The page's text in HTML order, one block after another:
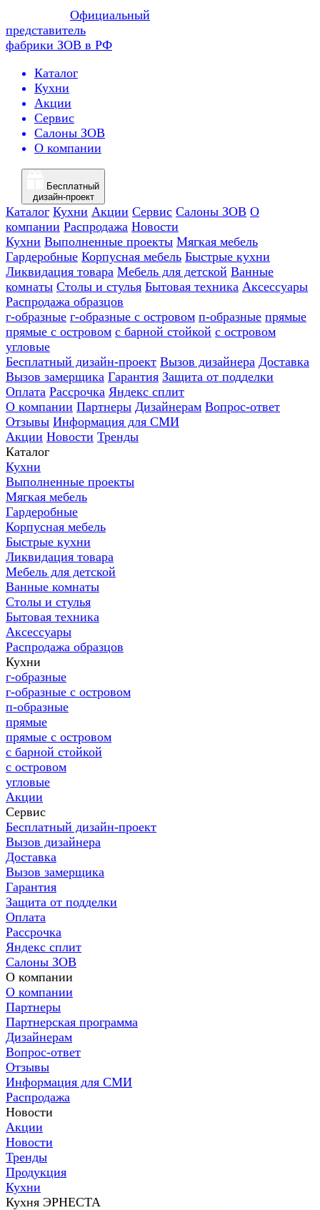
Официальный
представитель
фабрики ЗОВ в РФ
Каталог
Кухни
Акции
Сервис
Салоны ЗОВ
О компании
Бесплатный
дизайн-проект
Каталог Кухни Акции Сервис Салоны ЗОВ О
компании Распродажа Новости
Кухни Выполненные проекты Мягкая мебель
Гардеробные Корпусная мебель Быстрые кухни
Ликвидация товара Мебель для детской Ванные
комнаты Столы и стулья Бытовая техника Аксессуары
Распродажа образцов
г-образные г-образные с островом п-образные прямые
прямые с островом с барной стойкой с островом
угловые
Бесплатный дизайн-проект Вызов дизайнера Доставка
Вызов замерщика Гарантия Защита от подделки
Оплата Рассрочка Яндекс сплит
О компании Партнеры Дизайнерам Вопрос-ответ
Отзывы Информация для СМИ
Акции Новости Тренды
Каталог
Кухни
Выполненные проекты
Мягкая мебель
Гардеробные
Корпусная мебель
Быстрые кухни
Ликвидация товара
Мебель для детской
Ванные комнаты
Столы и стулья
Бытовая техника
Аксессуары
Распродажа образцов
Кухни
г-образные
г-образные с островом
п-образные
прямые
прямые с островом
с барной стойкой
с островом
угловые
Акции
Сервис
Бесплатный дизайн-проект
Вызов дизайнера
Доставка
Вызов замерщика
Гарантия
Защита от подделки
Оплата
Рассрочка
Яндекс сплит
Салоны ЗОВ
О компании
О компании
Партнеры
Партнерская программа
Дизайнерам
Вопрос-ответ
Отзывы
Информация для СМИ
Распродажа
Новости
Акции
Новости
Тренды
Продукция
Кухни
Кухня ЭРНЕСТА